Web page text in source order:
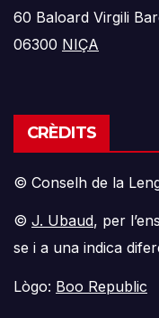
60 Baloard Virgili
06300 NIÇA
CRÈDITS
© Conselh de la
© J. Ubaud, per
se i a una indica
Lògo: Boo Republic